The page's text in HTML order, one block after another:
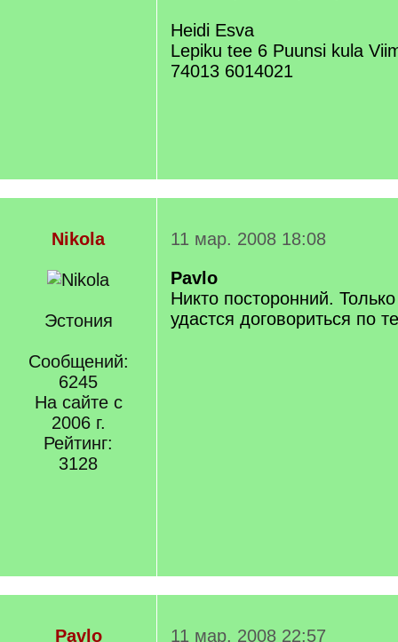
Heidi Esva
Lepiku tee 6 Puunsi kula
74013 6014021
Nikola
Эстония
Сообщений:
6245
На сайте с
2006 г.
Рейтинг:
3128
11 мар. 2008 18:08
Pavlo
Никто посторонний.
удастся договориться по
Pavlo 11 мар. 2008 22:57